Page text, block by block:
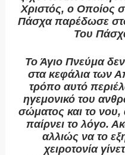
Χριστός, ο Οποίος
Πάσχα παρέδωσε
Του
Το Άγιο Πνεύμα
στα κεφάλια των
τρόπο αυτό
ηγεμονικό του
σώματος και το
παίρνει το λόγο.
αλλιώς να το
χειροτονία